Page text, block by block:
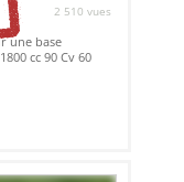
2 510 vues
une base
cc 90 Cv 60